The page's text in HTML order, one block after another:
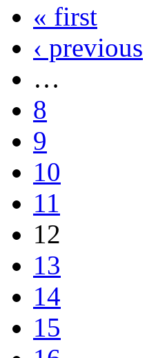
« first
‹ previous
…
8
9
10
11
12
13
14
15